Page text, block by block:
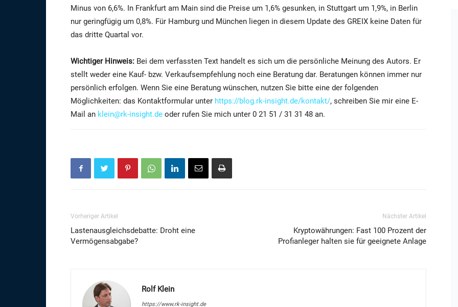
Minus von 6,6%. In Frankfurt am Main sind die Preise um 1,6% gesunken, in Stuttgart um 1,9%, in Berlin
nur geringfügig um 0,8%. Für Hamburg und München liegen in diesem Update des GREIX keine Daten für
das dritte Quartal vor.
Wichtiger Hinweis: Bei dem verfassten Text handelt es sich um die persönliche Meinung des Autors. Er
stellt weder eine Kauf- bzw. Verkaufsempfehlung noch eine Beratung dar. Beratungen können immer nur
persönlich erfolgen. Wenn Sie eine Beratung wünschen, nutzen Sie bitte eine der folgenden
Möglichkeiten: das Kontaktformular unter https://blog.rk-insight.de/kontakt/, schreiben Sie mir eine E-
Mail an klein@rk-insight.de oder rufen Sie mich unter 0 21 51 / 31 31 48 an.
Vorheriger Artikel
Lastenausgleichsdebatte: Droht eine
Vermögensabgabe?
Nächster Artikel
Kryptowährungen: Fast 100 Prozent der
Profianleger halten sie für geeignete Anlage
Rolf Klein
https://www.rk-insight.de